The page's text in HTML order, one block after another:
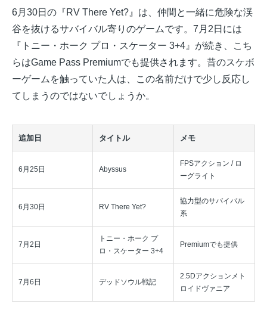
6月30日の『RV There Yet?』は、仲間と一緒に危険な渓
谷を抜けるサバイバル寄りのゲームです。7月2日には
『トニー・ホーク プロ・スケーター 3+4』が続き、こち
らはGame Pass Premiumでも提供されます。昔のスケボ
ーゲームを触っていた人は、この名前だけで少し反応し
てしまうのではないでしょうか。
追加日 タイトル メモ
6月25日 Abyssus
FPSアクション / ロ
ーグライト
6月30日 RV There Yet?
協力型のサバイバル
系
7月2日
トニー・ホーク プ
ロ・スケーター 3+4
Premiumでも提供
7月6日 デッドソウル戦記
2.5Dアクションメト
ロイドヴァニア